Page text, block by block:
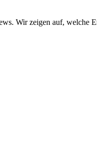
Wir zeigen auf, welche